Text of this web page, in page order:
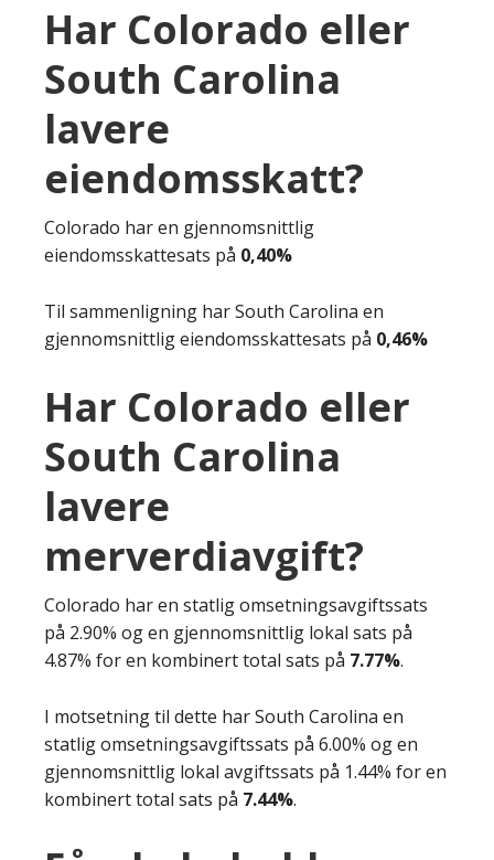
Har Colorado eller
South Carolina
lavere
eiendomsskatt?
Colorado har en gjennomsnittlig
eiendomsskattesats på 0,40%
Til sammenligning har South Carolina en
gjennomsnittlig eiendomsskattesats på 0,46%
Har Colorado eller
South Carolina
lavere
merverdiavgift?
Colorado har en statlig omsetningsavgiftssats
på 2.90% og en gjennomsnittlig lokal sats på
4.87% for en kombinert total sats på 7.77%.
I motsetning til dette har South Carolina en
statlig omsetningsavgiftssats på 6.00% og en
gjennomsnittlig lokal avgiftssats på 1.44% for en
kombinert total sats på 7.44%.